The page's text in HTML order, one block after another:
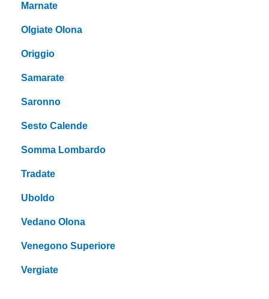
Marnate
Olgiate Olona
Origgio
Samarate
Saronno
Sesto Calende
Somma Lombardo
Tradate
Uboldo
Vedano Olona
Venegono Superiore
Vergiate